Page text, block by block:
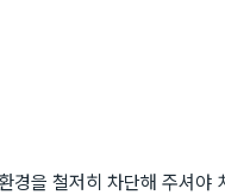
경을 철저히 차단해 주셔야